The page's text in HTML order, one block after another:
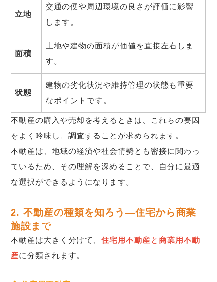
立地
交通の便や周辺環境の良さが評価に影響
します。
面積
土地や建物の面積が価値を直接左右しま
す。
状態
建物の劣化状況や維持管理の状態も重要
なポイントです。
不動産の購入や売却を考えるときは、これらの要因
をよく吟味し、調査することが求められます。
不動産は、地域の経済や社会情勢とも密接に関わっ
ているため、その理解を深めることで、自分に最適
な選択ができるようになります。
2. 不動産の種類を知ろう―住宅から商業
施設まで
不動産は大きく分けて、住宅用不動産と商業用不動
産に分類されます。